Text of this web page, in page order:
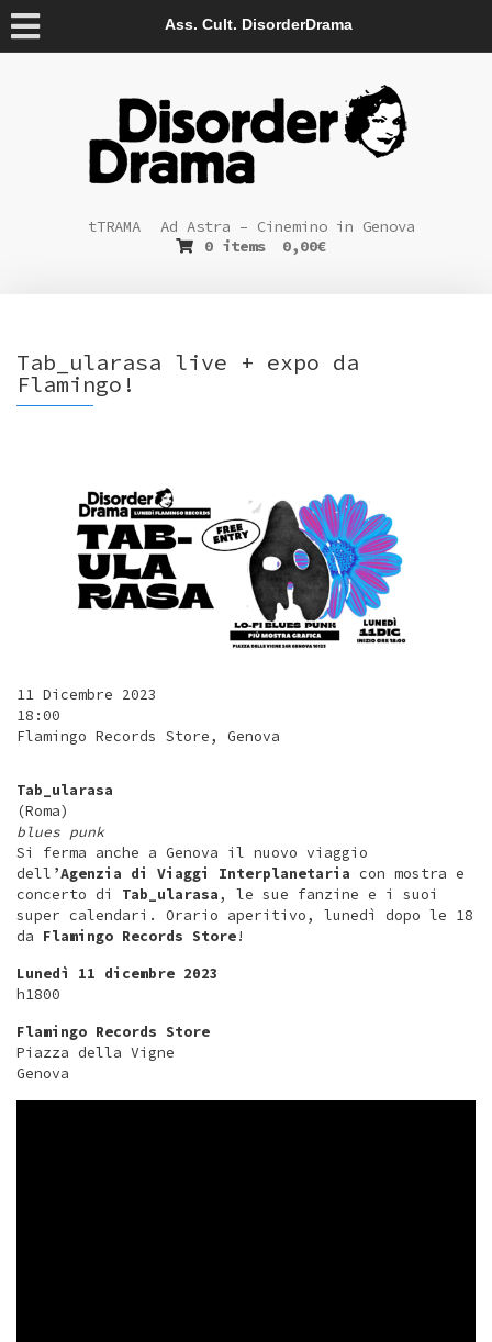
Ass. Cult. DisorderDrama
tTRAMA
Ad Astra – Cinemino in Genova
0 items
0,00€
Tab_ularasa live + expo da
Flamingo!
11 Dicembre 2023
18:00
Flamingo Records Store, Genova
Tab_ularasa
(Roma)
blues punk
Si ferma anche a Genova il nuovo viaggio
dell’Agenzia di Viaggi Interplanetaria con mostra e
concerto di Tab_ularasa, le sue fanzine e i suoi
super calendari. Orario aperitivo, lunedì dopo le 18
da Flamingo Records Store!
Lunedì 11 dicembre 2023
h1800
Flamingo Records Store
Piazza della Vigne
Genova